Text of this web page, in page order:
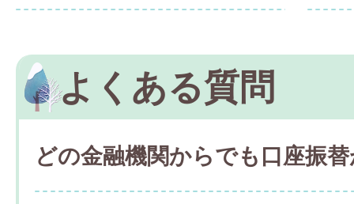
よくある質問
どの金融機関からでも口座振